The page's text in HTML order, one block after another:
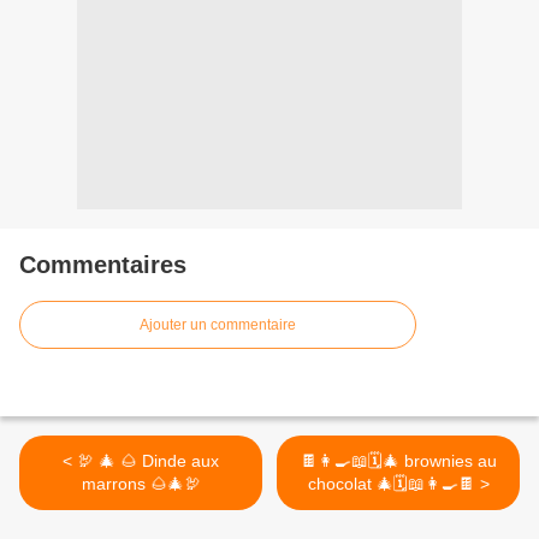
Commentaires
Ajouter un commentaire
< 🦃 🎄 🌰 Dinde aux
marrons 🌰🎄🦃
🍫👩‍🍳📖🗓🎄 brownies au
chocolat 🎄🗓📖👩‍🍳🍫 >